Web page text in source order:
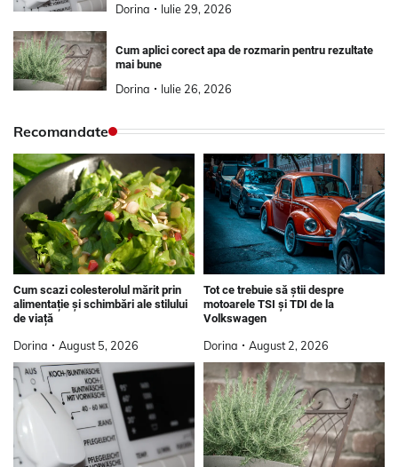
Dorina Iulie 29, 2026
Cum aplici corect apa de rozmarin pentru rezultate
mai bune
Dorina Iulie 26, 2026
Recomandate
Cum scazi colesterolul mărit prin
alimentație și schimbări ale stilului
de viață
Dorina August 5, 2026
Tot ce trebuie să știi despre
motoarele TSI și TDI de la
Volkswagen
Dorina August 2, 2026